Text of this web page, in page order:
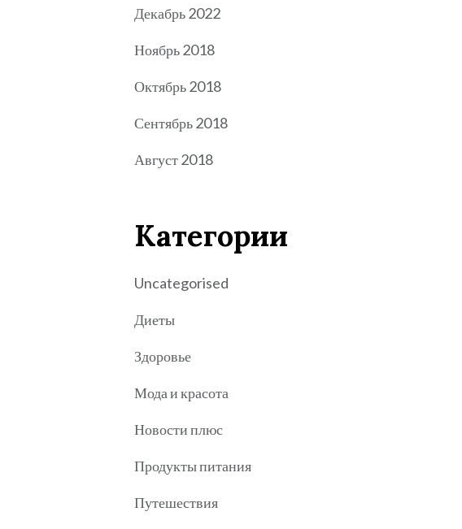
Декабрь 2022
Ноябрь 2018
Октябрь 2018
Сентябрь 2018
Август 2018
Категории
Uncategorised
Диеты
Здоровье
Мода и красота
Новости плюс
Продукты питания
Путешествия